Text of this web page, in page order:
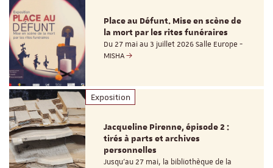
Place au Défunt. Mise en scène de
la mort par les rites funéraires
Du 27 mai au 3 juillet 2026 Salle Europe -
MISHA
Exposition
Jacqueline Pirenne, épisode 2 :
tirés à parts et archives
personnelles
Jusqu’au 27 mai, la bibliothèque de la